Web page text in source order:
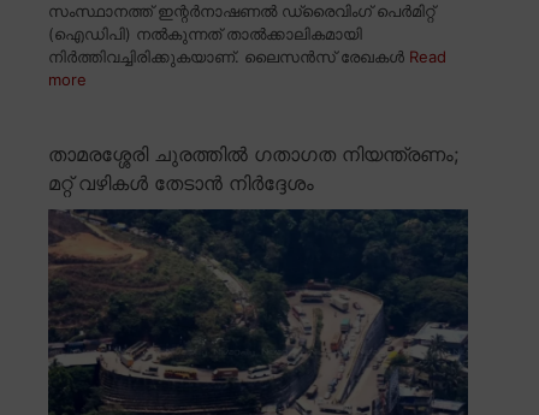
സംസ്ഥാനത്ത് ഇന്റർനാഷണൽ ഡ്രൈവിംഗ് പെർമിറ്റ്
(ഐഡിപി) നൽകുന്നത് താൽക്കാലികമായി
നിർത്തിവച്ചിരിക്കുകയാണ്. ലൈസൻസ് രേഖകൾ Read
more
താമരശ്ശേരി ചുരത്തിൽ ഗതാഗത നിയന്ത്രണം;
മറ്റ് വഴികൾ തേടാൻ നിർദ്ദേശം